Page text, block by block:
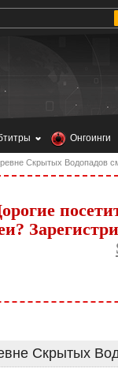
Онгоинги
Скрытых Водопадов
Скрытых